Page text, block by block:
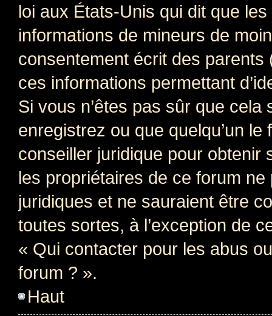
loi aux États-Unis qui dit que
informations de mineurs de
consentement écrit des parents
ces informations permettant
Si vous n’êtes pas sûr que
enregistrez ou que quelqu’un
conseiller juridique pour obtenir
les propriétaires de ce forum
juridiques et ne sauraient être
toutes sortes, à l’exception de
« Qui contacter pour les abus
forum ? ».
Haut